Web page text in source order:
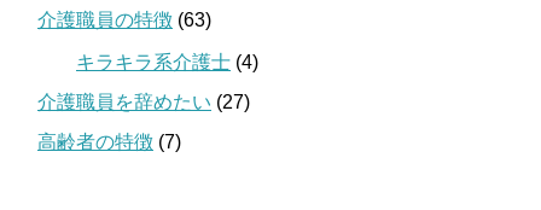
介護職員の特徴 (63)
キラキラ系介護士 (4)
介護職員を辞めたい (27)
高齢者の特徴 (7)